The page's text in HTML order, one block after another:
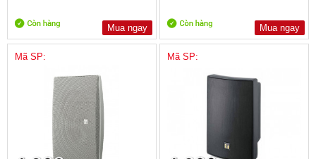
Mua ngay Mua ngay
Mã SP: Mã SP: